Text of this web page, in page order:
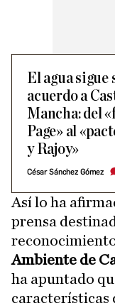
El agua sigue
acuerdo a
Mancha: del
Page» al
y Rajoy»
César Sánchez Gómez
Así lo ha
prensa
Ambiente de
ha apuntado
características